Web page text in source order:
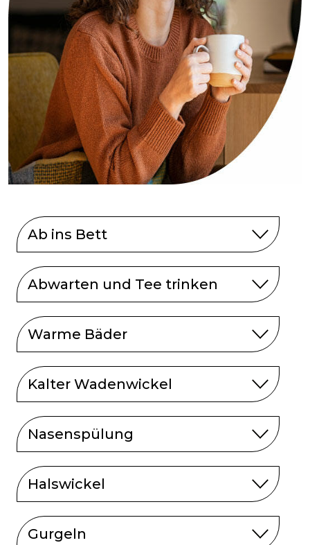
Ab ins Bett
Abwarten und Tee trinken
Warme Bäder
Kalter Wadenwickel
Nasenspülung
Halswickel
Gurgeln